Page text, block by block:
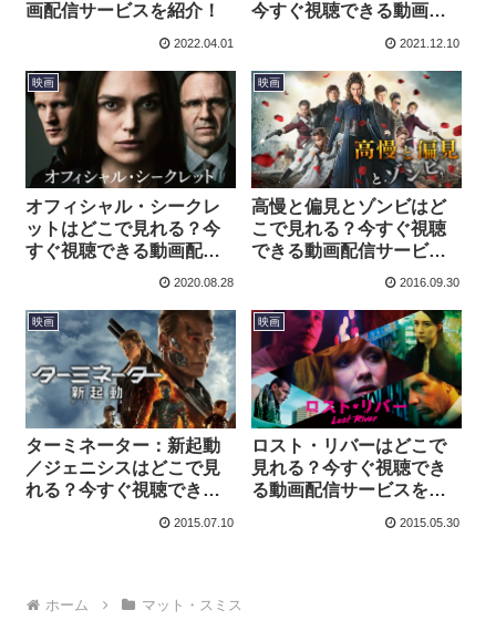
画配信サービスを紹介！
2022.04.01
今すぐ視聴できる動画配
2021.12.10
映画
オフィシャル・シークレ
ットはどこで見れる？今
すぐ視聴できる動画配信
サービスを紹介！
2020.08.28
映画
高慢と偏見とゾンビはど
こで見れる？今すぐ視聴
できる動画配信サービス
2016.09.30
映画
ターミネーター：新起動
／ジェニシスはどこで見
れる？今すぐ視聴できる
2015.07.10
映画
ロスト・リバーはどこで
見れる？今すぐ視聴でき
る動画配信サービスを紹
2015.05.30
ホーム マット・スミス